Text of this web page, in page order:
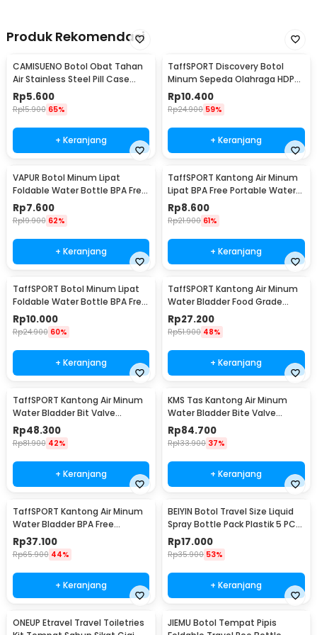
Produk Rekomendasi
CAMISUENO Botol Obat Tahan
Air Stainless Steel Pill Case
Travel EDC - JS207
Rp5.600
Rp15.900 65%
+ Keranjang
TaffSPORT Discovery Botol
Minum Sepeda Olahraga HDPE
Dust Cover 650ml - 3026
Rp10.400
Rp24.900 59%
+ Keranjang
VAPUR Botol Minum Lipat
Foldable Water Bottle BPA Free
Karabiner 500ml - V5
Rp7.600
Rp19.900 62%
+ Keranjang
TaffSPORT Kantong Air Minum
Lipat BPA Free Portable Water
Bag 5L - SD-10
Rp8.600
Rp21.900 61%
+ Keranjang
TaffSPORT Botol Minum Lipat
Foldable Water Bottle BPA Free
700ml - S29
Rp10.000
Rp24.900 60%
+ Keranjang
TaffSPORT Kantong Air Minum
Water Bladder Food Grade
Hydration Bag 2L - SD16
Rp27.200
Rp51.900 48%
+ Keranjang
TaffSPORT Kantong Air Minum
Water Bladder Bit Valve
Hydration Bag 2L - SD16
Rp48.300
Rp81.900 42%
+ Keranjang
KMS Tas Kantong Air Minum
Water Bladder Bite Valve
Hydration Bag 3L - BL018
Rp84.700
Rp133.900 37%
+ Keranjang
TaffSPORT Kantong Air Minum
Water Bladder BPA Free
Hydration Bag 3L - Y8
Rp37.100
Rp65.900 44%
+ Keranjang
BEIYIN Botol Travel Size Liquid
Spray Bottle Pack Plastik 5 PCS
- 1712
Rp17.000
Rp35.900 53%
+ Keranjang
ONEUP Etravel Travel Toiletries
JIEMU Botol Tempat Pipis